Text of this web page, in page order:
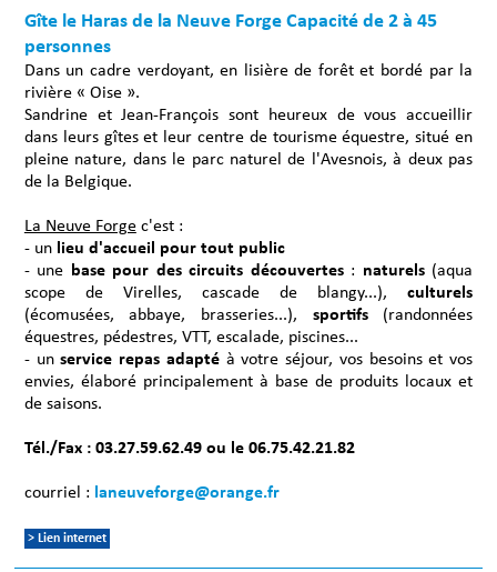
Gîte le Haras de la Neuve Forge Capacité de 2 à 45
personnes
Dans un cadre verdoyant, en lisière de forêt et bordé par la
rivière « Oise ».
Sandrine et Jean-François sont heureux de vous accueillir
dans leurs gîtes et leur centre de tourisme équestre, situé en
pleine nature, dans le parc naturel de l'Avesnois, à deux pas
de la Belgique.
La Neuve Forgec'est :
- unlieu d'accueil pour tout public
- une base pour des circuits découvertes: naturels(aqua
scope de Virelles, cascade de blangy...),culturels
(écomusées, abbaye, brasseries...), sportifs(randonnées
équestres, pédestres, VTT, escalade, piscines...
- unservice repas adapté à votre séjour, vos besoins et vos
envies, élaboré principalement à base de produits locaux et
de saisons.
Tél./Fax : 03.27.59.62.49 ou le 06.75.42.21.82
courriel : laneuveforge@orange.fr
> Lien internet